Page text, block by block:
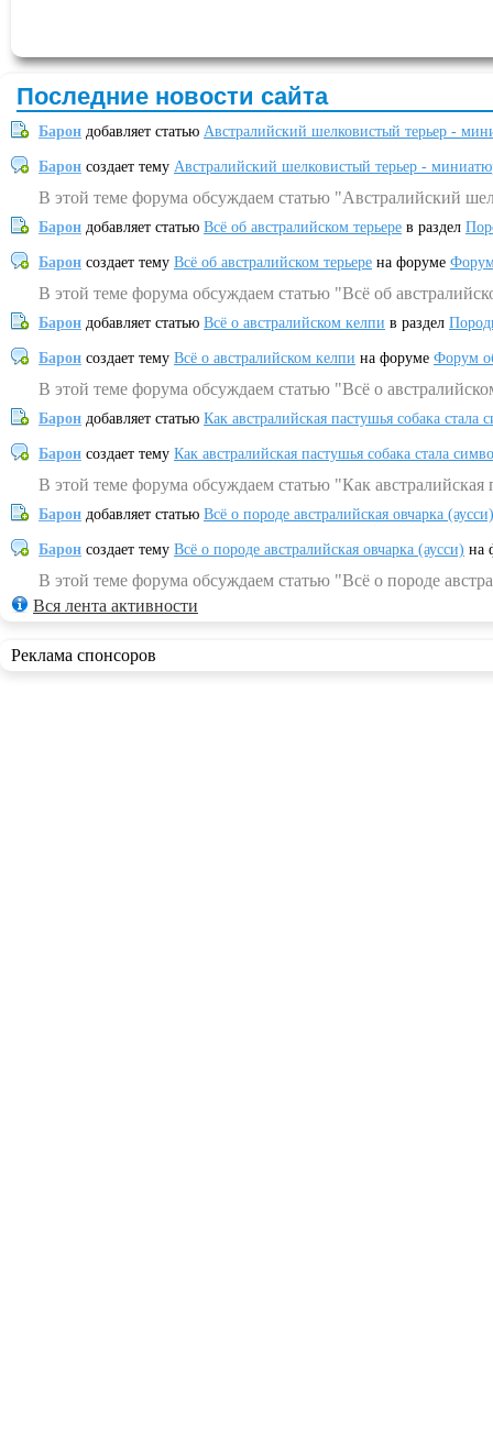
Последние новости сайта
Барон добавляет статью Австралийский шелковистый терьер -
Барон создает тему Австралийский шелковистый терьер -
В этой теме форума обсуждаем статью "Австралийский
Барон добавляет статью Всё об австралийском терьере в раздел
Барон создает тему Всё об австралийском терьере на форуме
В этой теме форума обсуждаем статью "Всё об
Барон добавляет статью Всё о австралийском келпи в раздел
Барон создает тему Всё о австралийском келпи на форуме Форум
В этой теме форума обсуждаем статью "Всё о
Барон добавляет статью Как австралийская пастушья собака
Барон создает тему Как австралийская пастушья собака стала
В этой теме форума обсуждаем статью "Как
Барон добавляет статью Всё о породе австралийская овчарка (аусси)
Барон создает тему Всё о породе австралийская овчарка (аусси) на
В этой теме форума обсуждаем статью "Всё о породе
Вся лента активности
Реклама спонсоров